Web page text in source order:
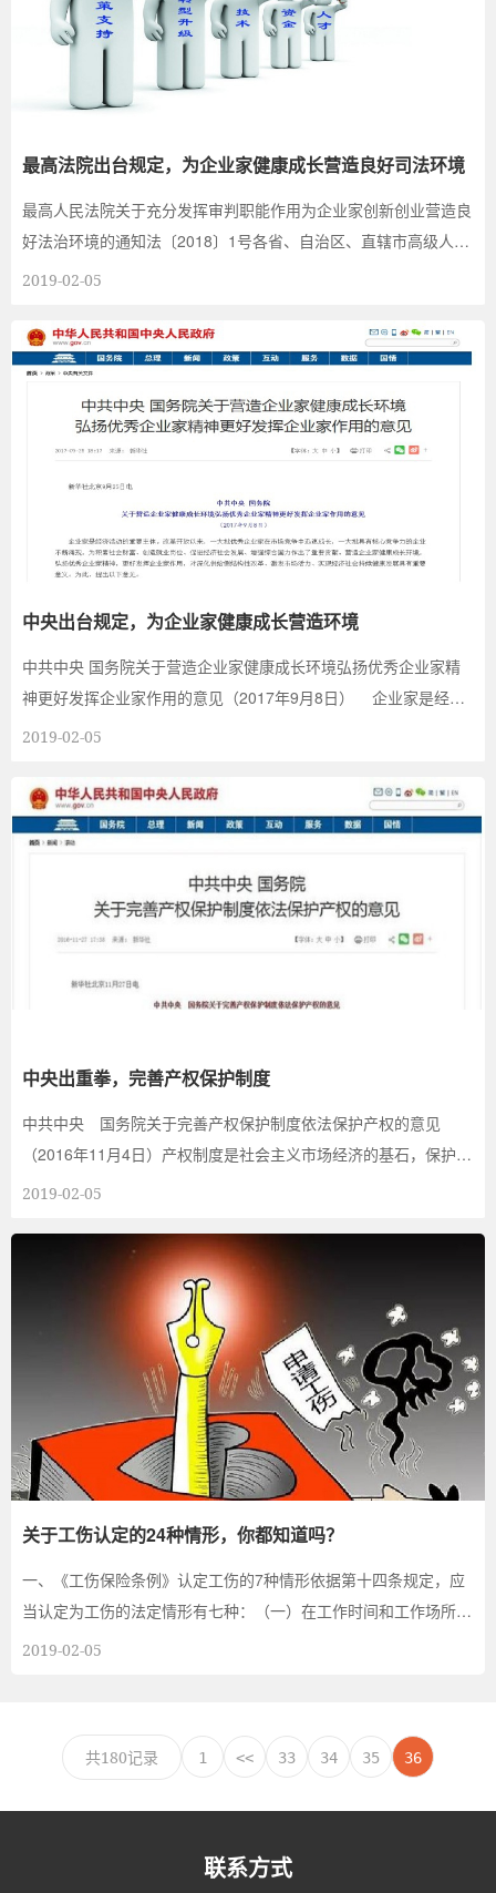
最高法院出台规定，为企业家健康成长营造良好司法环境
最高人民法院关于充分发挥审判职能作用为企业家创新创业营造良
好法治环境的通知法〔2018〕1号各省、自治区、直辖市高级人民
法院，解放军军事法...
2019-02-05
中央出台规定，为企业家健康成长营造环境
中共中央 国务院关于营造企业家健康成长环境弘扬优秀企业家精
神更好发挥企业家作用的意见（2017年9月8日） 企业家是经济
活动的...
2019-02-05
中央出重拳，完善产权保护制度
中共中央 国务院关于完善产权保护制度依法保护产权的意见
（2016年11月4日）产权制度是社会主义市场经济的基石，保护产
权是坚持社会主义基本...
2019-02-05
关于工伤认定的24种情形，你都知道吗？
一、《工伤保险条例》认定工伤的7种情形依据第十四条规定，应
当认定为工伤的法定情形有七种：（一）在工作时间和工作场所
内，因工作原因受到...
2019-02-05
共180记录 1 << 33 34 35 36
联系方式